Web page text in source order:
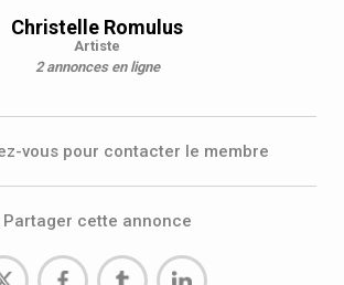
Christelle Romulus
Artiste
2 annonces en ligne
vous pour contacter le membre
Partager cette annonce